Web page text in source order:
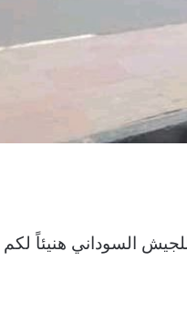
السوداني هنيئاً لكم